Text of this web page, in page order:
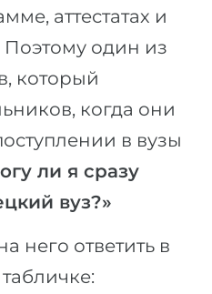
аттестатах и
Поэтому один из
который
когда они
в вузы
ли я сразу
вуз?»
него ответить в